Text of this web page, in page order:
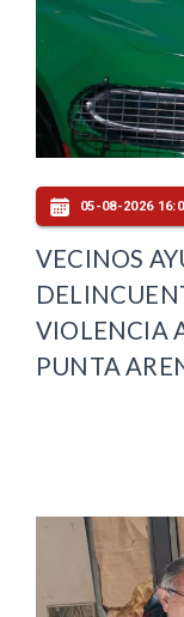
05-08-2026
VECINOS
VIOLENCIA
PUNTA